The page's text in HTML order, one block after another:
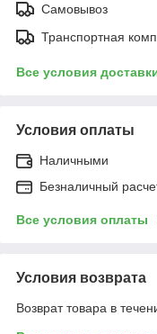
Самовывоз
Транспортная
Все условия
Условия оплаты
Наличными
Безналичный
Все условия оплаты
Условия возврата
Возврат товара в